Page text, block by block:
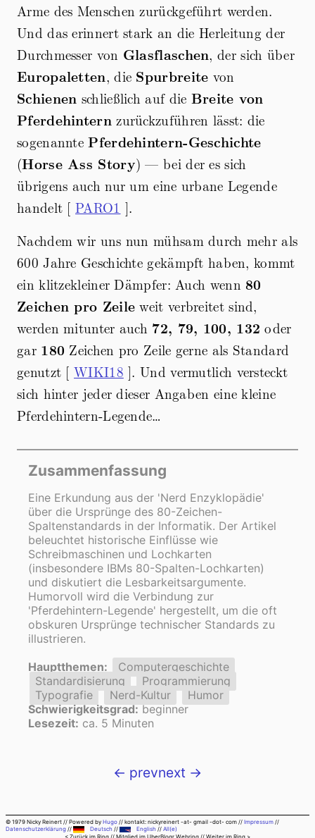
Arme des Menschen zurückgeführt werden.
Und das erinnert stark an die Herleitung der
Durchmesser von Glasflaschen, der sich über
Europaletten, die Spurbreite von
Schienen schließlich auf die Breite von
Pferdehinternzurückzuführen lässt: die
sogenanntePferdehintern-Geschichte
(Horse Ass Story) — bei der es sich
übrigens auch nur um eine urbane Legende
handelt [PARO1 ].
Nachdem wir uns nun mühsam durch mehr als
600 Jahre Geschichte gekämpft haben, kommt
ein klitzekleiner Dämpfer: Auch wenn 80
Zeichen pro Zeile weit verbreitet sind,
werden mitunter auch 72, 79, 100, 132 oder
gar 180 Zeichen pro Zeile gerne als Standard
genutzt [WIKI18 ]. Und vermutlich versteckt
sich hinter jeder dieser Angaben eine kleine
Pferdehintern-Legende…
Zusammenfassung
Eine Erkundung aus der 'Nerd Enzyklopädie'
über die Ursprünge des 80-Zeichen-
Spaltenstandards in der Informatik. Der Artikel
beleuchtet historische Einflüsse wie
Schreibmaschinen und Lochkarten
(insbesondere IBMs 80-Spalten-Lochkarten)
und diskutiert die Lesbarkeitsargumente.
Humorvoll wird die Verbindung zur
'Pferdehintern-Legende' hergestellt, um die oft
obskuren Ursprünge technischer Standards zu
illustrieren.
Hauptthemen:
Computergeschichte
Standardisierung
Programmierung
Typografie
Nerd-Kultur
Humor
Schwierigkeitsgrad:beginner
Lesezeit: ca. 5 Minuten
← prevnext →
© 1979 Nicky Reinert // Powered by Hugo // kontakt: nickyreinert -at- gmail -dot- com // Impressum //
Datenschutzerklärung // Deutsch // English // All(e)